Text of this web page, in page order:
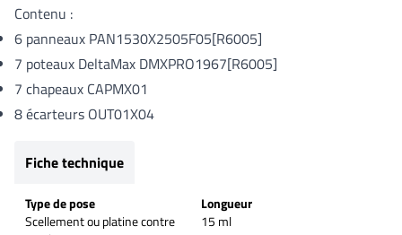
Contenu :
6 panneaux PAN1530X2505F05[R6005]
7 poteaux DeltaMax DMXPRO1967[R6005]
7 chapeaux CAPMX01
8 écarteurs OUT01X04
Fiche technique
Type de pose
Scellement ou platine contre
Longueur
15 ml